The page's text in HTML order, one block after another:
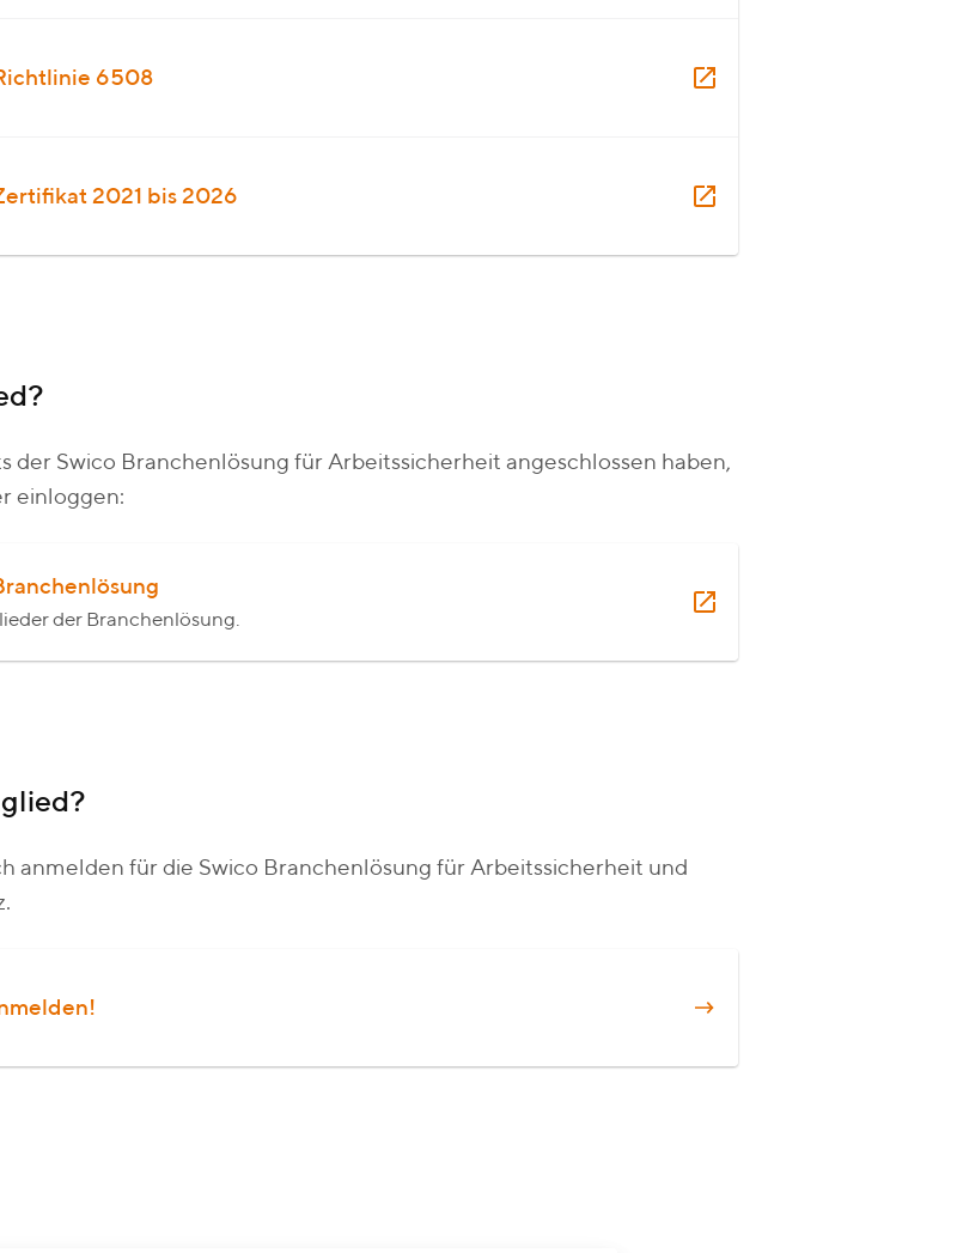
6508
2021 bis 2026
der Swico Branchenlösung für Arbeitssicherheit angeschlossen haben,
einloggen:
der Branchenlösung.
anmelden für die Swico Branchenlösung für Arbeitssicherheit und